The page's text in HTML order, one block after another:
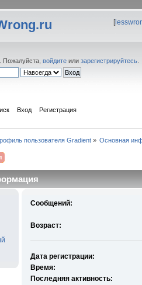
[
. Пожалуйста, войдите или зарегистрируйтесь
Вход Регистрация
пользователя Gradient» Основная
Сообщений:
Возраст:
Дата регистрации:
Время:
Последняя активность: